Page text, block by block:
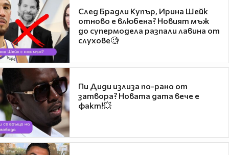
След Брадли Купър, Ирина Шейк
отново е влюбена? Новият мъж
до супермодела разпали лавина от
слухове🧐
Пи Диди излиза по-рано от
затвора? Новата дата вече е
факт!💥